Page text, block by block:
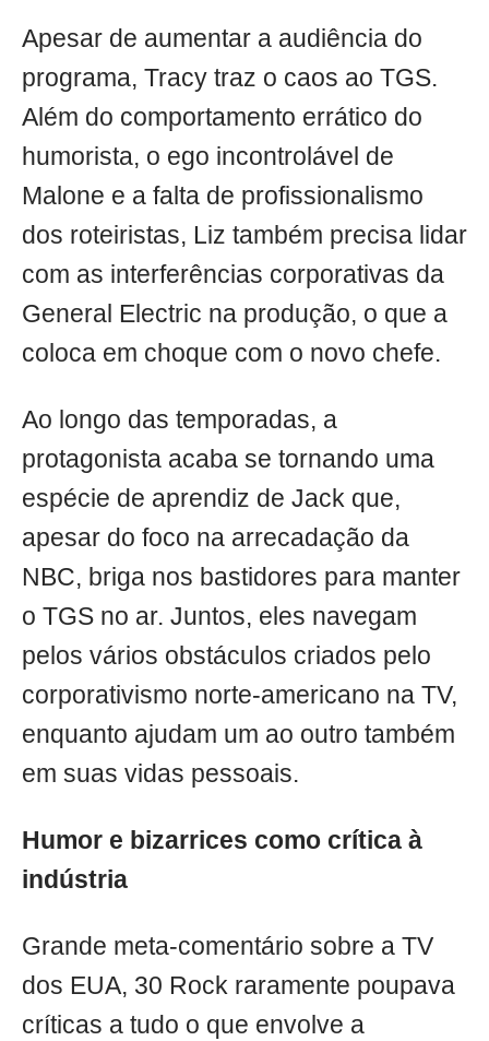
Apesar de aumentar a audiência do
programa, Tracy traz o caos ao TGS.
Além do comportamento errático do
humorista, o ego incontrolável de
Malone e a falta de profissionalismo
dos roteiristas, Liz também precisa lidar
com as interferências corporativas da
General Electric na produção, o que a
coloca em choque com o novo chefe.
Ao longo das temporadas, a
protagonista acaba se tornando uma
espécie de aprendiz de Jack que,
apesar do foco na arrecadação da
NBC, briga nos bastidores para manter
o TGS no ar. Juntos, eles navegam
pelos vários obstáculos criados pelo
corporativismo norte-americano na TV,
enquanto ajudam um ao outro também
em suas vidas pessoais.
Humor e bizarrices como crítica à
indústria
Grande meta-comentário sobre a TV
dos EUA, 30 Rock raramente poupava
críticas a tudo o que envolve a